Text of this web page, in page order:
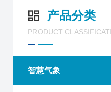
产品分类
PRODUCT
智慧气象